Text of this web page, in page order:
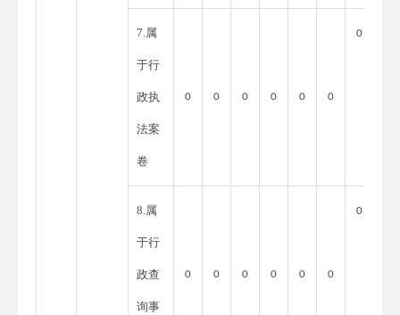
7.属
于行
政执
法案
卷
0 0 0 0 0 0
0
8.属
于行
政查
询事
0 0 0 0 0 0
0